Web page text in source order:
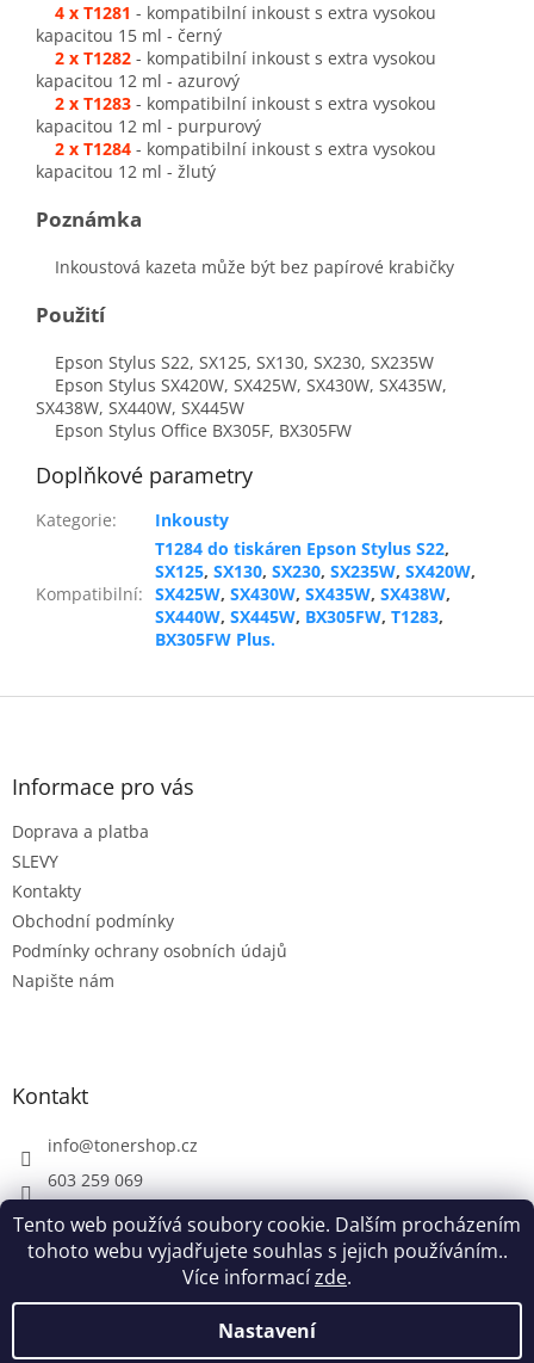
Tento web používá soubory cookie. Dalším procházením
tohoto webu vyjadřujete souhlas s jejich používáním..
Více informacízde.
Nastavení
4 x T1281 - kompatibilní inkoust s extra vysokou
kapacitou 15 ml - černý
2 x T1282 - kompatibilní inkoust s extra vysokou
kapacitou 12 ml - azurový
2 x T1283 - kompatibilní inkoust s extra vysokou
kapacitou 12 ml - purpurový
2 x T1284 - kompatibilní inkoust s extra vysokou
kapacitou 12 ml - žlutý
Poznámka
Inkoustová kazeta může být bez papírové krabičky
Použití
Epson Stylus S22, SX125, SX130, SX230, SX235W
Epson Stylus SX420W, SX425W, SX430W, SX435W,
SX438W, SX440W, SX445W
Epson Stylus Office BX305F, BX305FW
Doplňkové parametry
Kategorie: Inkousty
Kompatibilní:
T1284 do tiskáren Epson Stylus S22,
SX125, SX130, SX230, SX235W, SX420W,
SX425W, SX430W, SX435W, SX438W,
SX440W, SX445W, BX305FW, T1283,
BX305FW Plus.
Z
Informace pro vás
Doprava a platba
SLEVY
Kontakty
Obchodní podmínky
Podmínky ochrany osobních údajů
Napište nám
Kontakt
info@tonershop.cz
603 259 069
Vytvořil Shoptet